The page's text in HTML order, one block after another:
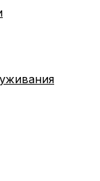
работы
основе ИИ
типов,